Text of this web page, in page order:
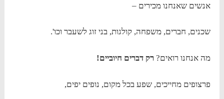
אנשים שאנחנו מכירים –
שכנים, חברים, משפחה, קולגות, בני זוג לשעבר וכו'.
מה אנחנו רואים? רק דברים חיוביים!
פרצופים מחייכים, שפע בכל מקום, נופים יפים,